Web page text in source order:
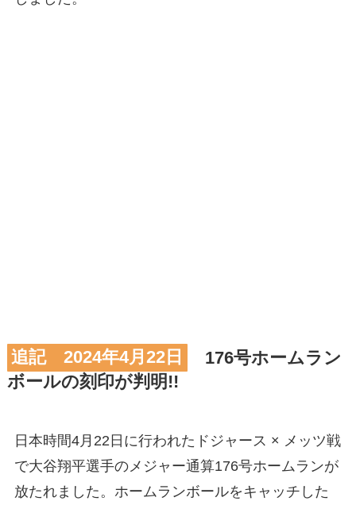
追記 2024年4月22日
176号ホームラン
ボールの刻印が判明!!
日本時間4月22日に行われたドジャース × メッツ戦
で大谷翔平選手のメジャー通算176号ホームランが
放たれました。ホームランボールをキャッチした